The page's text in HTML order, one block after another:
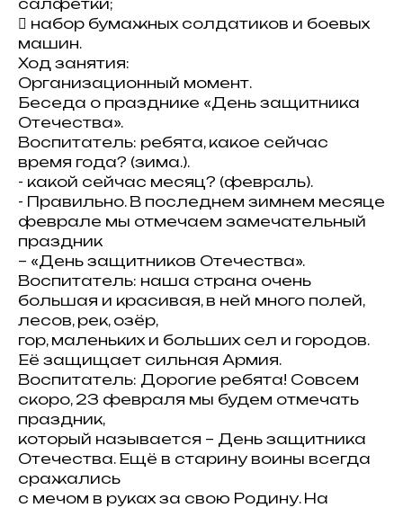
салфетки;
 набор бумажных солдатиков и боевых
машин.
Ход занятия:
Организационный момент.
Беседа о празднике «День защитника
Отечества».
Воспитатель: ребята, какое сейчас
время года? (зима.).
- какой сейчас месяц? (февраль).
- Правильно. В последнем зимнем месяце
феврале мы отмечаем замечательный
праздник
– «День защитников Отечества».
Воспитатель: наша страна очень
большая и красивая, в ней много полей,
лесов, рек, озёр,
гор, маленьких и больших сел и городов.
Её защищает сильная Армия.
Воспитатель: Дорогие ребята! Совсем
скоро, 23 февраля мы будем отмечать
праздник,
который называется – День защитника
Отечества. Ещё в старину воины всегда
сражались
с мечом в руках за свою Родину. На